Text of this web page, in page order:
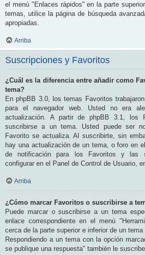
el menú "Enlaces rápidos" en la parte
temas, utilice la página de búsqueda
apropiadas.
Arriba
Suscripciones y Favoritos
¿Cuál es la diferencia entre añadir como
tema?
En phpBB 3.0, los temas Favoritos
para el navegador web. Usted no era
actualización. A partir de phpBB 3.1, los
suscribirse a un tema. Usted puede ser
Favorito se actualiza. Al suscribirte, sin
hay una actualización de un tema, o foro en
de notificación para los Favoritos y las
configurar en el Panel de Control de Usuario,
Arriba
¿Cómo marcar Favoritos o suscribirse a
Puede marcar o suscribirse a un tema
enlace correspondiente en el menú
cerca de la parte superior e inferior de un
Respondiendo a un tema con la opción
se publique una respuesta" también le